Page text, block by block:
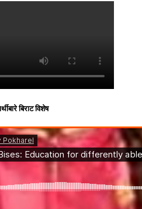
बिराट विशेष